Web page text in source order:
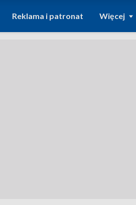
Reklama i patronat Więcej